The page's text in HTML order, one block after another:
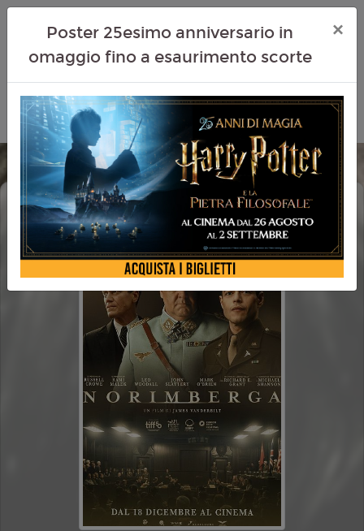
NORIMBERGA (NUREMBERG)
Poster 25esimo anniversario in
omaggio fino a esaurimento scorte
×